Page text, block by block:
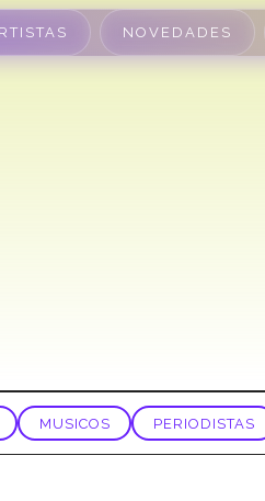
NOVEDADES
MUSICOS PERIODISTAS